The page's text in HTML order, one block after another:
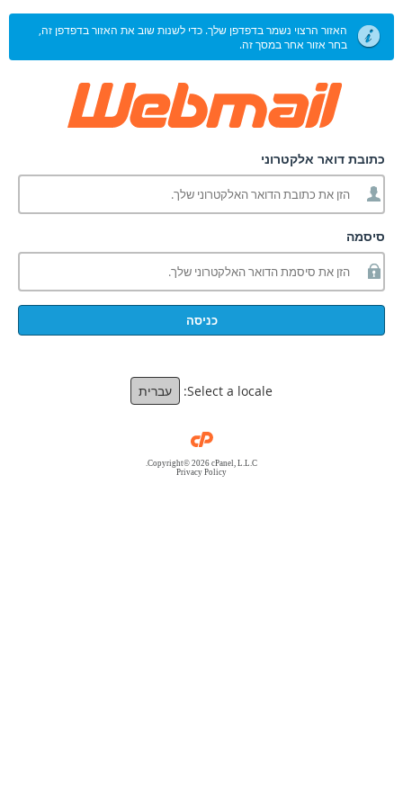
האזור הרצוי נשמר בדפדפן שלך. כדי לשנות שוב את האזור בדפדפן זה,
בחר אזור אחר במסך זה.
כתובת דואר אלקטרוני
סיסמה
כניסה
Select a locale: עברית
Copyright© 2026 cPanel, L.L.C.
Privacy Policy